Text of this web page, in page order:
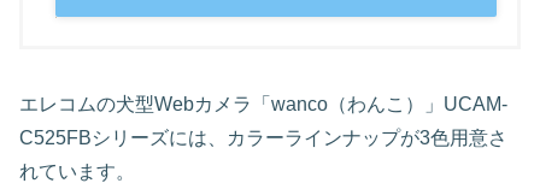
エレコムの犬型Webカメラ「wanco（わんこ）」UCAM-
C525FBシリーズには、カラーラインナップが3色用意さ
れています。